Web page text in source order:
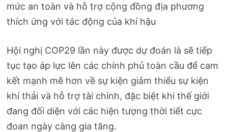
mức an toàn và hỗ trợ cộng đồng địa phương
thích ứng với tác động của khí hậu​
Hội nghị COP29 lần này được dự đoán là sẽ tiếp
tục tạo áp lực lên các chính phủ toàn cầu để cam
kết mạnh mẽ hơn về sự kiện giảm thiểu sự kiện
khí thải và hỗ trợ tài chính, đặc biệt khi thế giới
đang đối diện với các hiện tượng thời tiết cực
đoan ngày càng gia tăng.